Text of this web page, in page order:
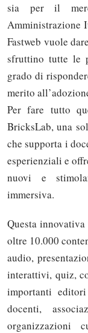
sia per il
Amministrazione
Fastweb vuole
sfruttino tutte le
grado di
merito
Per fare tutto
BricksLab, una
che supporta i
esperienziali e
nuovi e
immersiva.
Questa
oltre 10.000
audio,
interattivi, quiz,
importanti
docenti,
organizzazioni